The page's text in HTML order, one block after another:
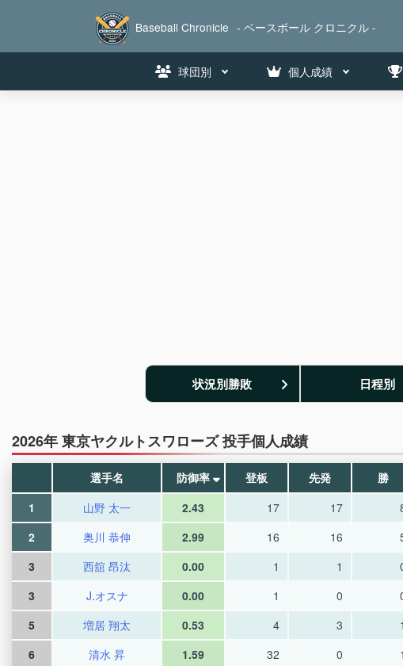
Baseball Chronicle - ベースボール クロニクル -
球団別 個人成績
状況別勝敗 日程別
2026年 東京ヤクルトスワローズ 投手個人成績
選手名 防御率 登板 先発 勝
1
山野 太一 2.43 17 17
2
奥川 恭伸 2.99 16 16
3
西舘 昂汰 0.00 1 1
3
J.オスナ 0.00 1 0
5
増居 翔太 0.53 4 3 1
6
清水 昇 1.59 32 0 1